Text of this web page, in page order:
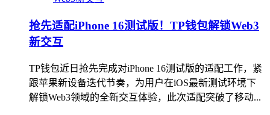
抢先适配iPhone 16测试版！TP钱包解锁Web3
新交互
TP钱包近日抢先完成对iPhone 16测试版的适配工作，紧
跟苹果新设备迭代节奏，为用户在iOS最新测试环境下
解锁Web3领域的全新交互体验，此次适配突破了移动...